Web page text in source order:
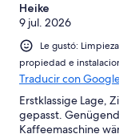
Heike
9 jul. 2026
Le gustó:
propiedad e
Traducir con
Erstklassige Lage,
gepasst.
Kaffeemaschine